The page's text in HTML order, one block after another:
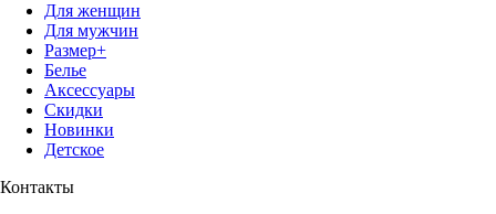
Для женщин
Для мужчин
Размер+
Белье
Аксессуары
Скидки
Новинки
Детское
Контакты